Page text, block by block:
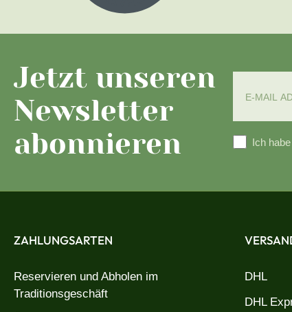
Jetzt unseren
Newsletter
abonnieren
Ich
ZAHLUNGSARTEN
Reservieren und Abholen im
Traditionsgeschäft
DHL
DHL